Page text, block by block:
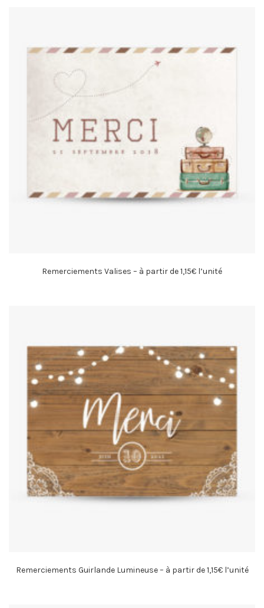
Remerciements Valises – à partir de 1,15€ l’unité
Remerciements Guirlande Lumineuse – à partir de 1,15€ l’unité